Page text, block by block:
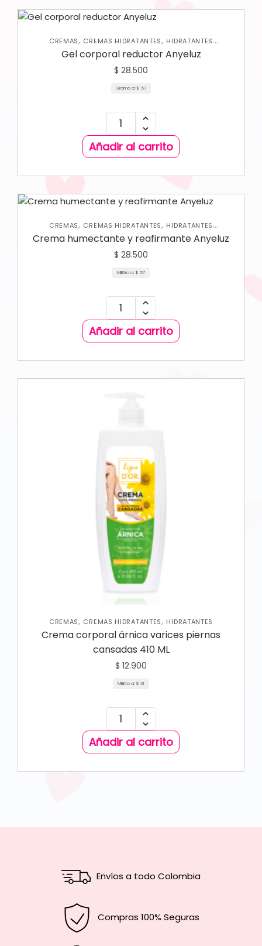
CREMAS, CREMAS HIDRATANTES, HIDRATANTES
CORPORALES , NUEVA COLECCIÓN
Gel corporal reductor Anyeluz
$ 28.500
Gramo a: $ 57
Añadir al carrito
CREMAS, CREMAS HIDRATANTES, HIDRATANTES
CORPORALES
NUEVA COLECCIÓN
Crema humectante y reafirmante Anyeluz
$ 28.500
Mililitro a: $ 57
Añadir al carrito
CREMAS, CREMAS HIDRATANTES, HIDRATANTES
Crema corporal árnica varices piernas
cansadas 410 ML
$ 12.900
Mililitro a: $ 31
Añadir al carrito
Envíos a todo Colombia
Compras 100% Seguras